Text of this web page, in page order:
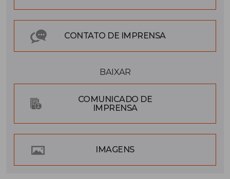
CONTATO DE IMPRENSA
BAIXAR
COMUNICADO DE
IMPRENSA
IMAGENS